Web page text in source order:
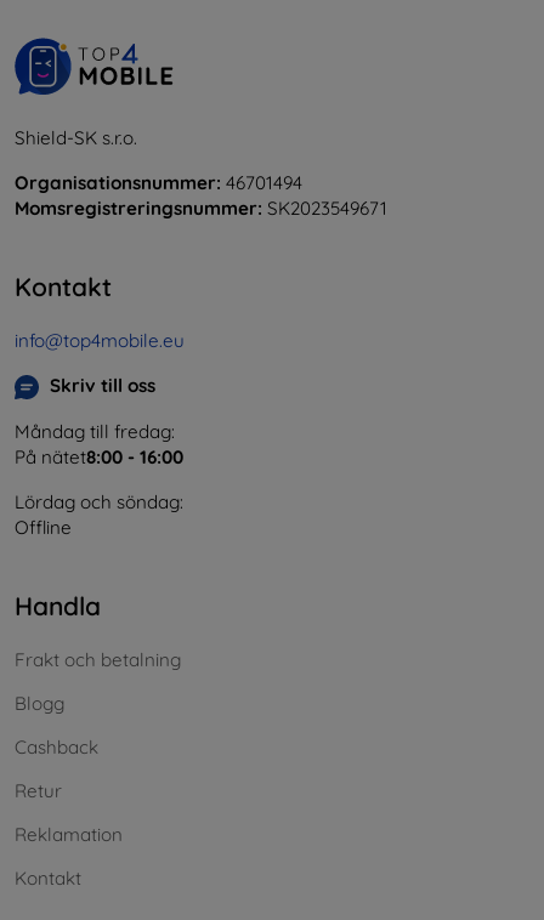
Shield-SK s.r.o.
Organisationsnummer: 46701494
Momsregistreringsnummer: SK2023549671
Kontakt
info@top4mobile.eu
Skriv till oss
Måndag till fredag:
På nätet8:00 - 16:00
Lördag och söndag:
Offline
Handla
Frakt och betalning
Blogg
Cashback
Retur
Reklamation
Kontakt